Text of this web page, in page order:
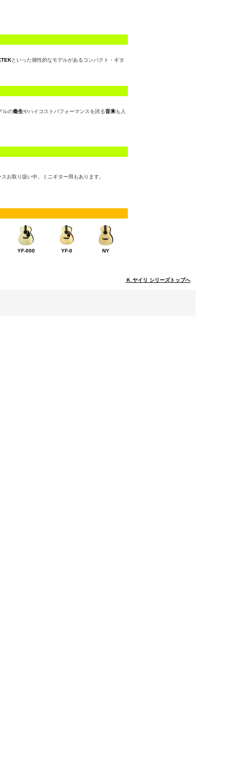
といった個性的なモデルがあるコンパクト・ギタ
ルの奏生やハイコストパフォーマンスを誇る音来も人
お取り扱い中。ミニギター用もあります。
YF-000 YF-0 NY
Ｋ.ヤイリ シリーズトップへ